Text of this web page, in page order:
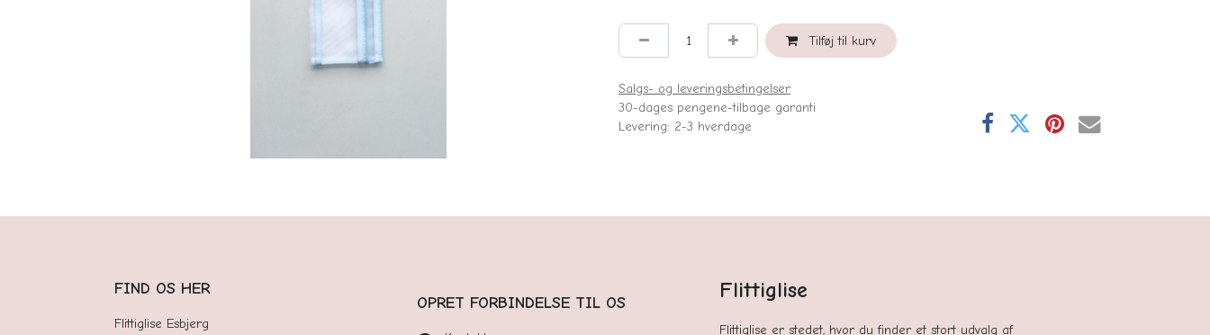
Tilføj til kurv
Salgs- og leveringsbetingelser
30-dages pengene-tilbage garanti
Levering: 2-3 hverdage
FIND OS HER
Flittiglise Esbjerg
OPRET FORBINDELSE TIL OS
Flittiglise
Flittiglise er stedet, hvor du finder et stort udvalg af